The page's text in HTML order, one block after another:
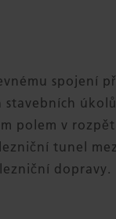
spojení
stavebních
polem v
tunel
dopravy.